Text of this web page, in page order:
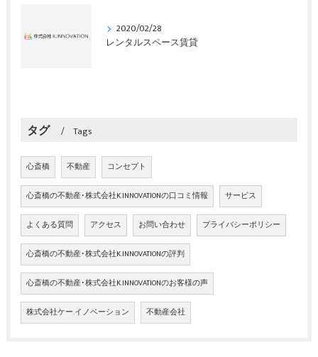
2020/02/28
レンタルスペース賃貸
タグ Tags
心斎橋 不動産 コンセプト
心斎橋の不動産･株式会社K.INNOVATIONの口コミ情報 サービス
よくある質問 アクセス お問い合わせ プライバシーポリシー
心斎橋の不動産･株式会社K.INNOVATIONの評判
心斎橋の不動産･株式会社K.INNOVATIONのお客様の声
株式会社ケー.イノベーション 不動産会社